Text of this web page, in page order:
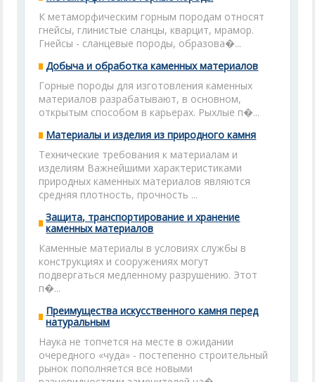
К метаморфическим горным породам относят
гнейсы, глинистые сланцы, кварцит, мрамор.
Гнейсы - сланцевые породы, образова�...
Добыча и обработка каменных материалов
Горные породы для изготовления каменных
материалов разрабатывают, в основном,
открытым способом в карьерах. Рыхлые п�...
Материалы и изделия из природного камня
Технические требования к материалам и
изделиям Важнейшими характеристиками
природных каменных материалов являются
средняя плотность, прочность ...
Защита, транспортирование и хранение
каменных материалов
Каменные материалы в условиях службы в
конструкциях и сооружениях могут
подвергаться медленному разрушению. Этот
п�...
Преимущества искусственного камня перед
натуральным
Наука не топчется на месте в ожидании
очередного «чуда» - постепенно строительный
рынок пополняется все новыми